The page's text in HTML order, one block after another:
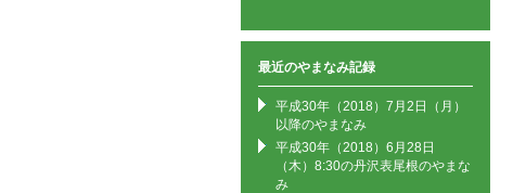
最近のやまなみ記録
平成30年（2018）7月2日（月）
以降のやまなみ
平成30年（2018）6月28日
（木）8:30の丹沢表尾根のやまな
み